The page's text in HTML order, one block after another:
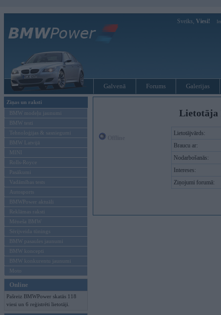
Sveiks, Viesi!
Galvenā Forums Galerijas
Ziņas un raksti
BMW modeļu jaunumi
BMW testi
Tehnoloģijas & sasniegumi
BMW Latvijā
MINI
Rolls-Royce
Pasākumi
Vadāmības tests
Autosports
BMWPower aktuāli
Reklāmas raksti
Mēneša BMW
Sērijveida tūnings
BMW pasaules jaunumi
BMW koncepti
BMW konkurentu jaunumi
Moto
Online
Pašreiz BMWPower skatās 118
viesi un 6 reģistrēti lietotāji.
Lietotāja
Lietotājvārds:
Braucu ar:
Nodarbošanās:
Intereses:
Ziņojumi forumā: